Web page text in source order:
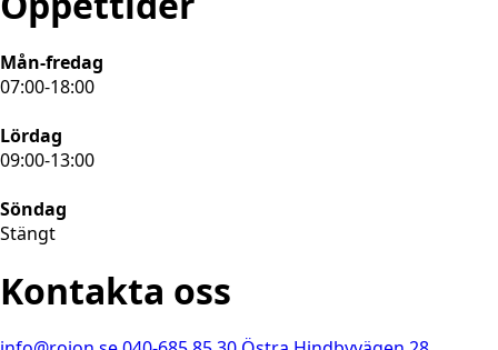
Mån-fredag
07:00-18:00
Lördag
09:00-13:00
Söndag
Stängt
Kontakta oss